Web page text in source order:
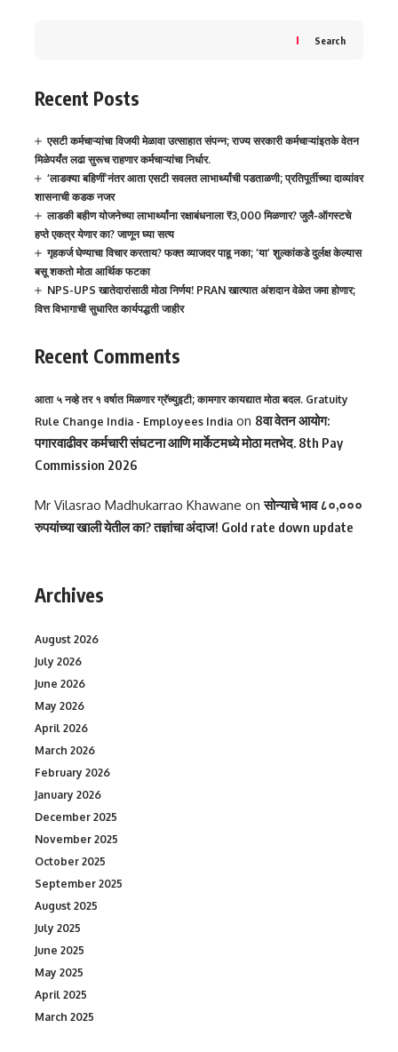
Search
Recent Posts
एसटी कर्मचाऱ्यांचा विजयी मेळावा उत्साहात संपन्न; राज्य सरकारी कर्मचाऱ्यांइतके वेतन
मिळेपर्यंत लढा सुरूच राहणार कर्मचाऱ्यांचा निर्धार.
‘लाडक्या बहिणीं’नंतर आता एसटी सवलत लाभार्थ्यांची पडताळणी; प्रतिपूर्तीच्या दाव्यांवर
शासनाची कडक नजर
लाडकी बहीण योजनेच्या लाभार्थ्यांना रक्षाबंधनाला ₹3,000 मिळणार? जुलै-ऑगस्टचे
हप्ते एकत्र येणार का? जाणून घ्या सत्य
गृहकर्ज घेण्याचा विचार करताय? फक्त व्याजदर पाहू नका; ‘या’ शुल्कांकडे दुर्लक्ष केल्यास
बसू शकतो मोठा आर्थिक फटका
NPS-UPS खातेदारांसाठी मोठा निर्णय! PRAN खात्यात अंशदान वेळेत जमा होणार;
वित्त विभागाची सुधारित कार्यपद्धती जाहीर
Recent Comments
आता ५ नव्हे तर १ वर्षात मिळणार ग्रॅच्युइटी; कामगार कायद्यात मोठा बदल. Gratuity
Rule Change India - Employees India on 8वा वेतन आयोग:
पगारवाढीवर कर्मचारी संघटना आणि मार्केटमध्ये मोठा मतभेद. 8th Pay
Commission 2026
Mr Vilasrao Madhukarrao Khawane onसोन्याचे भाव ८०,०००
रुपयांच्या खाली येतील का? तज्ञांचा अंदाज! Gold rate down update
Archives
August 2026
July 2026
June 2026
May 2026
April 2026
March 2026
February 2026
January 2026
December 2025
November 2025
October 2025
September 2025
August 2025
July 2025
June 2025
May 2025
April 2025
March 2025